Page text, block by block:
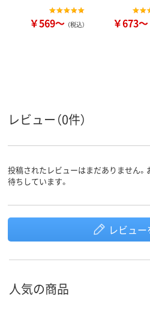
￥569～ （税込） ￥673～
レビュー（0件）
投稿されたレビューはまだありません
待ちしています。
レビュー
人気の商品